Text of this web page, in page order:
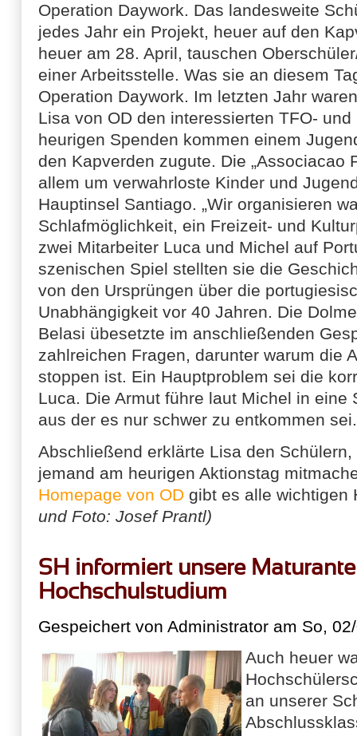
Operation Daywork. Das landesweite
jedes Jahr ein Projekt, heuer auf den
heuer am 28. April, tauschen
einer Arbeitsstelle. Was sie an diesem
Operation Daywork. Im letzten Jahr
Lisa von OD den interessierten TFO-
heurigen Spenden kommen einem
den Kapverden zugute. Die „Associacao
allem um verwahrloste Kinder und
Hauptinsel Santiago. „Wir organisieren
Schlafmöglichkeit, ein Freizeit- und
zwei Mitarbeiter Luca und Michel auf
szenischen Spiel stellten sie die
von den Ursprüngen über die
Unabhängigkeit vor 40 Jahren. Die
Belasi übesetzte im anschließenden
zahlreichen Fragen, darunter warum die
stoppen ist. Ein Hauptproblem sei die
Luca. Die Armut führe laut Michel in eine
aus der es nur schwer zu entkommen sei.
Abschließend erklärte Lisa den
jemand am heurigen Aktionstag
Homepage von OD gibt es alle wichtigen
und Foto: Josef Prantl)
SH informiert unsere
Hochschulstudium
Gespeichert von Administrator am So,
Auch heuer
an unserer